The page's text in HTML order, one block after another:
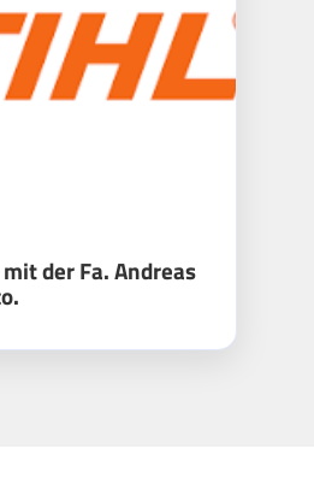
der Fa. Andreas